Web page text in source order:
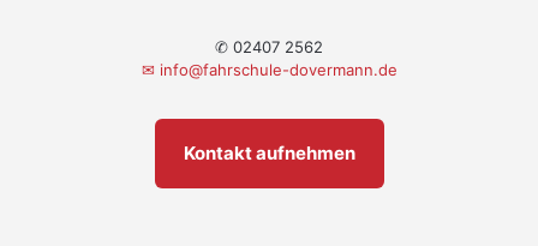
✆ 02407 2562
✉ info@fahrschule-dovermann.de
Kontakt aufnehmen